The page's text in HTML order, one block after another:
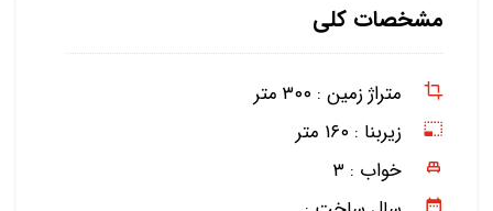
مشخصات کلی
متراژ زمین : ۳۰۰ متر
زیربنا : ۱۶۰ متر
خواب : ۳